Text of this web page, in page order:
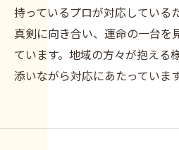
持っているプロが対応している
真剣に向き合い、運命の一台を
ています。地域の方々が抱える
添いながら対応にあたっています